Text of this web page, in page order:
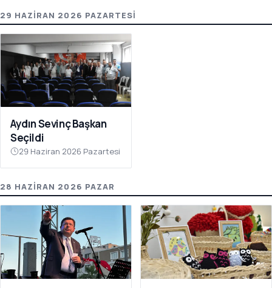
29 HAZIRAN 2026 PAZARTESI
Aydın Sevinç Başkan
Seçildi
29 Haziran 2026 Pazartesi
28 HAZIRAN 2026 PAZAR